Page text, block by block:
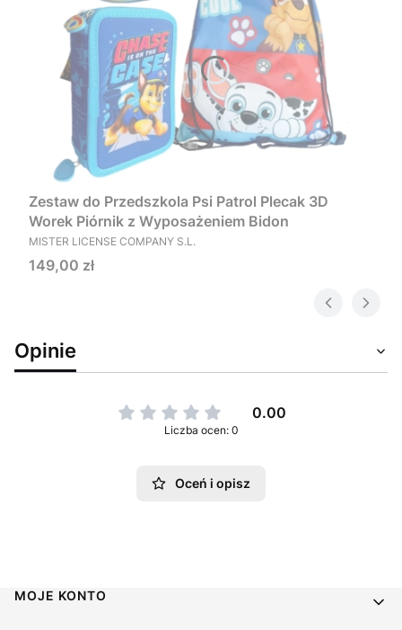
Zestaw do Przedszkola Psi Patrol Plecak 3D
Worek Piórnik z Wyposażeniem Bidon
PRODUCENT
MISTER LICENSE COMPANY S.L.
Cena
149,00 zł
Opinie
0.00
Liczba ocen: 0
Oceń i opisz
Linki w stopce
MOJE KONTO